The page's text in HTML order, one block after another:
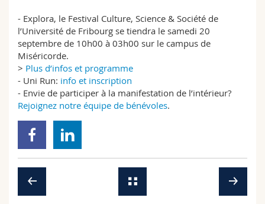
- Explora, le Festival Culture, Science & Société de
l’Université de Fribourg se tiendra le samedi 20
septembre de 10h00 à 03h00 sur le campus de
Miséricorde.
> Plus d’infos et programme
- Uni Run: info et inscription
- Envie de participer à la manifestation de l’intérieur?
Rejoignez notre équipe de bénévoles.